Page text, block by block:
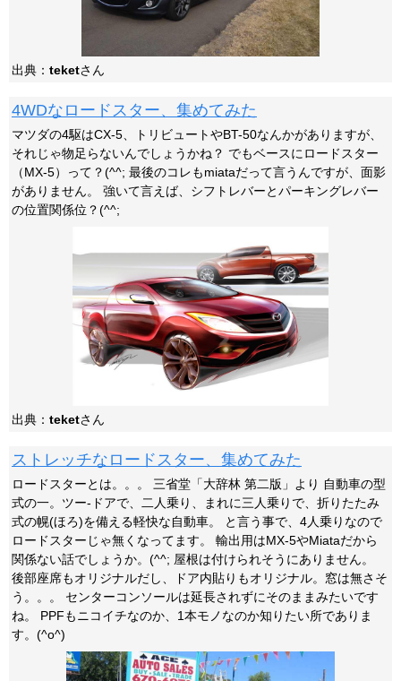
出典： teketさん
4WDなロードスター、集めてみた
マツダの4駆はCX-5、トリビュートやBT-50なんかがありますが、
それじゃ物足らないんでしょうかね？ でもベースにロードスター
（MX-5）って？(^^; 最後のコレもmiataだって言うんですが、面影
がありません。 強いて言えば、シフトレバーとパーキングレバー
の位置関係位？(^^;
出典： teketさん
ストレッチなロードスター、集めてみた
ロードスターとは。。。 三省堂「大辞林 第二版」より 自動車の型
式の一。ツー-ドアで、二人乗り、まれに三人乗りで、折りたたみ
式の幌(ほろ)を備える軽快な自動車。 と言う事で、4人乗りなので
ロードスターじゃ無くなってます。 輸出用はMX-5やMiataだから
関係ない話でしょうか。(^^; 屋根は付けられそうにありません。
後部座席もオリジナルだし、ドア内貼りもオリジナル。窓は無さそ
う。。。 センターコンソールは延長されずにそのままみたいです
ね。 PPFもニコイチなのか、1本モノなのか知りたい所でありま
す。(^o^)